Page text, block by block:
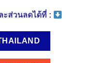
ะส่วนลดได้ที่ :